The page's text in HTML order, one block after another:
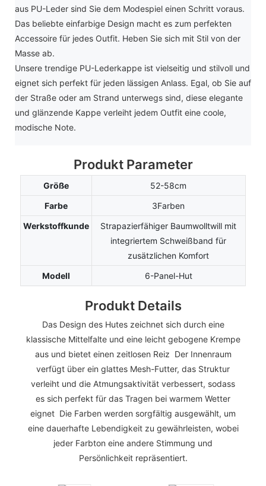
aus PU-Leder sind Sie dem Modespiel einen Schritt voraus.
Das beliebte einfarbige Design macht es zum perfekten
Accessoire für jedes Outfit. Heben Sie sich mit Stil von der
Masse ab.
Unsere trendige PU-Lederkappe ist vielseitig und stilvoll und
eignet sich perfekt für jeden lässigen Anlass. Egal, ob Sie auf
der Straße oder am Strand unterwegs sind, diese elegante
und glänzende Kappe verleiht jedem Outfit eine coole,
modische Note.
Produkt Parameter
Größe
52-58cm
Farbe
3Farben
Werkstoffkunde
Strapazierfähiger Baumwolltwill mit
integriertem Schweißband für
zusätzlichen Komfort
Modell
6-Panel-Hut
Produkt Details
Das Design des Hutes zeichnet sich durch eine
klassische Mittelfalte und eine leicht gebogene Krempe
aus und bietet einen zeitlosen Reiz Der Innenraum
verfügt über ein glattes Mesh-Futter, das Struktur
verleiht und die Atmungsaktivität verbessert, sodass
es sich perfekt für das Tragen bei warmem Wetter
eignet Die Farben werden sorgfältig ausgewählt, um
eine dauerhafte Lebendigkeit zu gewährleisten, wobei
jeder Farbton eine andere Stimmung und
Persönlichkeit repräsentiert.